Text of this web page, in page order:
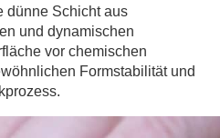
dünne Schicht aus
und dynamischen
vor chemischen
Formstabilität und